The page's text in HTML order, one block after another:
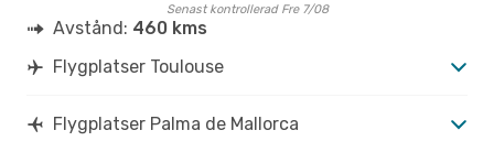
Senast kontrollerad Fre 7/08
Avstånd: 460 kms
Flygplatser Toulouse
Flygplatser Palma de Mallorca